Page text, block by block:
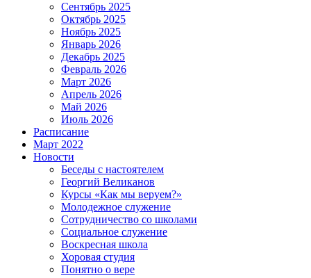
Сентябрь 2025
Октябрь 2025
Ноябрь 2025
Январь 2026
Декабрь 2025
Февраль 2026
Март 2026
Апрель 2026
Май 2026
Июль 2026
Расписание
Март 2022
Новости
Беседы с настоятелем
Георгий Великанов
Курсы «Как мы веруем?»
Молодежное служение
Сотрудничество со школами
Социальное служение
Воскресная школа
Хоровая студия
Понятно о вере